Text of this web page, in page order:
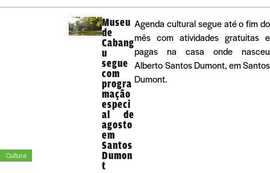
Cultura
Museu
de
Cabang
u
segue
com
progra
mação
especi
al de
agosto
em
Santos
Dumon
t
Agenda cultural segue até o fim do
mês com atividades gratuitas e
pagas na casa onde nasceu
Alberto Santos Dumont, em Santos
Dumont.